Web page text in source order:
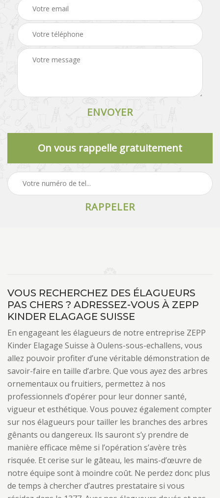
On vous rappelle gratuitement
VOUS RECHERCHEZ DES ÉLAGUEURS
PAS CHERS ? ADRESSEZ-VOUS À ZEPP
KINDER ELAGAGE SUISSE
En engageant les élagueurs de notre entreprise ZEPP
Kinder Elagage Suisse à Oulens-sous-echallens, vous
allez pouvoir profiter d’une véritable démonstration de
savoir-faire en taille d’arbre. Que vous ayez des arbres
ornementaux ou fruitiers, permettez à nos
professionnels d’opérer pour leur donner santé,
vigueur et esthétique. Vous pouvez également compter
sur nos élagueurs pour tailler les branches des arbres
gênants ou dangereux. Ils sauront s’y prendre de
manière efficace même si l’opération s’avère très
risquée. Et cerise sur le gâteau, les mains-d’œuvre de
notre équipe sont à moindre coût. Ne perdez donc plus
de temps à chercher d’autres prestataire si vous